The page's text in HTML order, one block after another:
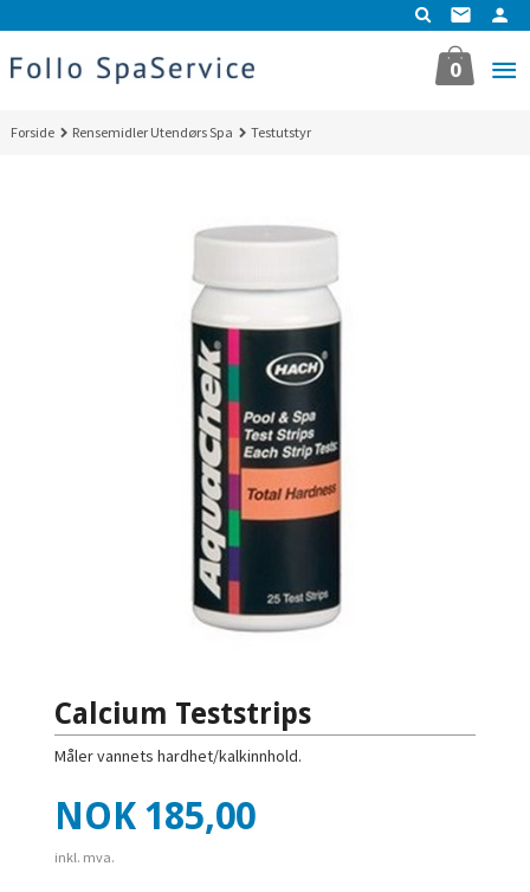
til
innholdet
0
Forside Rensemidler Utendørs Spa Testutstyr
Calcium Teststrips
Måler vannets hardhet/kalkinnhold.
Pris
NOK 185,00
inkl. mva.